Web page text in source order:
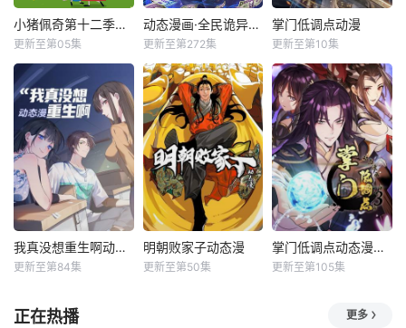
小猪佩奇第十二季国语
更新至第05集
动态漫画·全民诡异：开局掌握零元购
更新至第272集
掌门低调点动漫
更新至第10集
我真没想重生啊动态漫
更新至第84集
明朝败家子动态漫
更新至第50集
掌门低调点动态漫第三季动态漫
更新至第105集
正在热播 更多